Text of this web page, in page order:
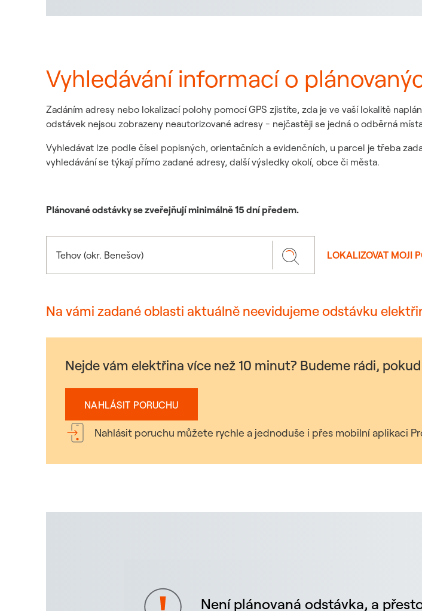
Vyhledávání informací o
Zadáním adresy nebo lokalizací polohy pomocí GPS zjistíte, zda je ve vaší lokalitě
odstávek nejsou zobrazeny neautorizované adresy - nejčastěji se jedná o odběrná
Vyhledávat lze podle čísel popisných, orientačních a evidenčních, u parcel je třeba
vyhledávání se týkají přímo zadané adresy, další výsledky okolí, obce či města.
Plánované odstávky se zveřejňují minimálně 15 dní předem.
LOKALIZOVAT MOJI
Na vámi zadané oblasti aktuálně neevidujeme odstávku
Nejde vám elektřina více než 10 minut? Budeme rádi,
NAHLÁSIT PORUCHU
Nahlásit poruchu můžete rychle a jednoduše i přes mobilní aplikaci
Není plánovaná odstávka, a